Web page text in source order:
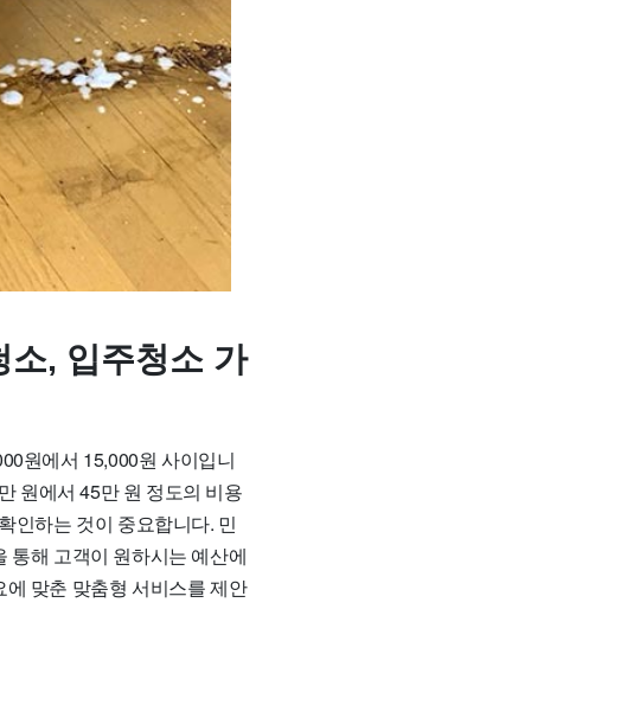
소, 입주청소 가
원에서 15,000원 사이입니
원에서 45만 원 정도의 비용
인하는 것이 중요합니다. 민
통해 고객이 원하시는 예산에
맞춘 맞춤형 서비스를 제안